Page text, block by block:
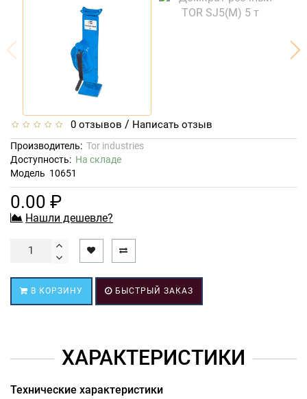
0 отзывов / Написать отзыв
Производитель: Tor industries
Доступность: На складе
Модель 10651
0.00 ₽
Нашли дешевле?
В КОРЗИНУ БЫСТРЫЙ ЗАКАЗ
ХАРАКТЕРИСТИКИ
Технические характеристики